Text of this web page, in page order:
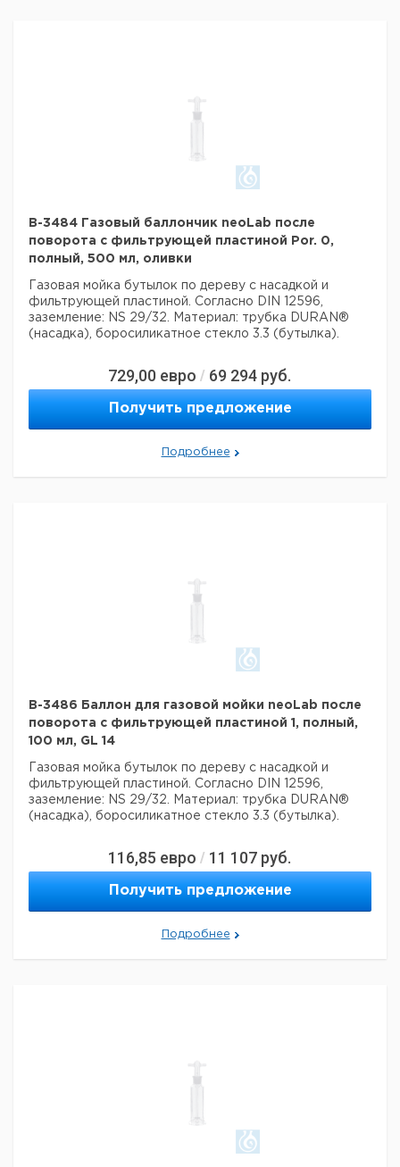
B-3484 Газовый баллончик neoLab после
поворота с фильтрующей пластиной Por. 0,
полный, 500 мл, оливки
Газовая мойка бутылок по дереву с насадкой и
фильтрующей пластиной. Согласно DIN 12596,
заземление: NS 29/32.
Материал: трубка DURAN®
(насадка), боросиликатное стекло 3.3 (бутылка).
729,00 евро / 69 294 руб.
Получить предложение
Подробнее
B-3486 Баллон для газовой мойки neoLab после
поворота с фильтрующей пластиной 1, полный,
100 мл, GL 14
Газовая мойка бутылок по дереву с насадкой и
фильтрующей пластиной. Согласно DIN 12596,
заземление: NS 29/32.
Материал: трубка DURAN®
(насадка), боросиликатное стекло 3.3 (бутылка).
116,85 евро / 11 107 руб.
Получить предложение
Подробнее